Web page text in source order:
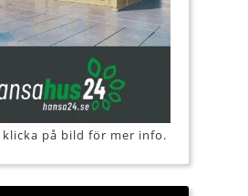
klicka på bild för mer info.